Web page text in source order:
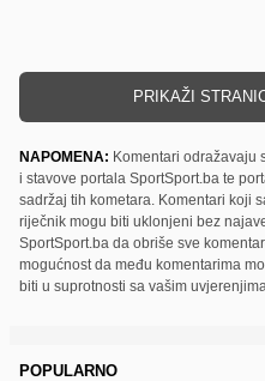
PRIKAŽI
NAPOMENA: Komentari odražavaju
i stavove portala SportSport.ba te
sadržaj tih kometara. Komentari koji
riječnik mogu biti uklonjeni bez
SportSport.ba da obriše sve
mogućnost da među komentarima
biti u suprotnosti sa vašim uvjerenjima.
POPULARNO